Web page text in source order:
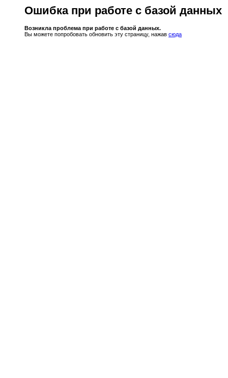
Ошибка при работе с базой данных
Возникла проблема при работе с базой данных.
Вы можете попробовать обновить эту страницу, нажав сюда